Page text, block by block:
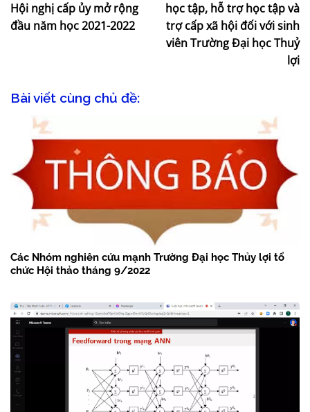
Hội nghị cấp ủy mở rộng
đầu năm học 2021-2022
học tập, hỗ trợ học tập và
trợ cấp xã hội đối với sinh
viên Trường Đại học Thuỷ
lợi
Bài viết cùng chủ đề:
Các Nhóm nghiên cứu mạnh Trường Đại học Thủy lợi tổ
chức Hội thảo tháng 9/2022